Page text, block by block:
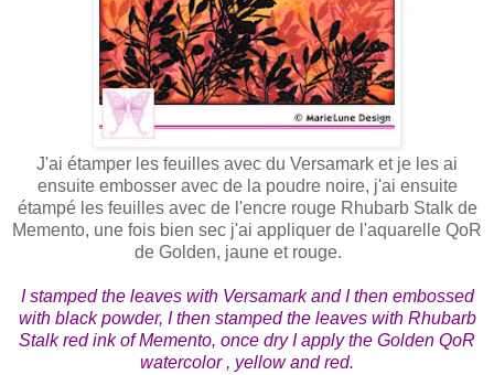
J'ai étamper les feuilles avec du Versamark et je les ai
ensuite embosser avec de la poudre noire, j'ai ensuite
étampé les feuilles avec de l'encre rouge Rhubarb Stalk de
Memento, une fois bien sec j'ai appliquer de l'aquarelle QoR
de Golden, jaune et rouge.
I stamped the leaves with Versamark and I then embossed
with black powder, I then stamped the leaves with Rhubarb
Stalkred inkof Memento, once dry I apply the Golden QoR
watercolor , yellow and red.